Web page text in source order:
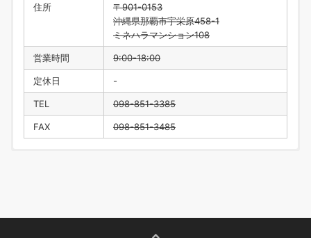
住所
〒901-0153
沖縄県那覇市宇栄原458-1
ミネハラマンション108
営業時間 9:00-18:00
定休日 -
TEL 098-851-3385
FAX 098-851-3485
定休日 水曜日・年末年始